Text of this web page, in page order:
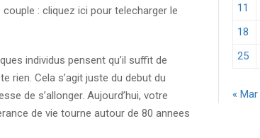
: cliquez ici pour telecharger le
individus pensent qu’il suffit de
rien. Cela s’agit juste du debut du
de s’allonger. Aujourd’hui, votre
de vie tourne autour de 80 annees
11
18
25
« Mar